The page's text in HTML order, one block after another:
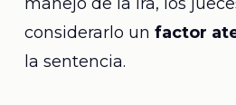
considerarlo un factor
la sentencia.